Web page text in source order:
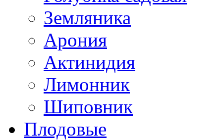
Земляника
Арония
Актинидия
Лимонник
Шиповник
Плодовые